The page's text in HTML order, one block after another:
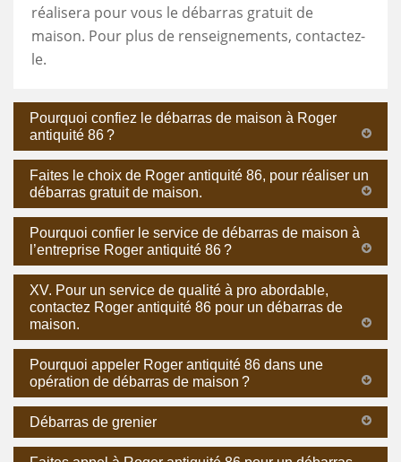
réalisera pour vous le débarras gratuit de
maison. Pour plus de renseignements, contactez-
le.
Pourquoi confiez le débarras de maison à Roger
antiquité 86 ?
Faites le choix de Roger antiquité 86, pour réaliser un
débarras gratuit de maison.
Pourquoi confier le service de débarras de maison à
l’entreprise Roger antiquité 86 ?
XV. Pour un service de qualité à pro abordable,
contactez Roger antiquité 86 pour un débarras de
maison.
Pourquoi appeler Roger antiquité 86 dans une
opération de débarras de maison ?
Débarras de grenier